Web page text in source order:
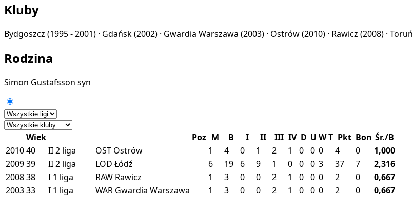
Kluby
Bydgoszcz (1995 - 2001) · Gdańsk(2002) · Gwardia Warszawa (2003) · Ostrów(2010) · Rawicz (2008) · Toruń
Rodzina
Simon Gustafsson syn
Wiek Poz M B I II III IV D U WT Pkt Bon Śr./B
201040 II2 liga OST Ostrów 1 4 0 1 2 1 0 0 0 4 0
1,000
200939 II2 liga LOD Łódź 6 19 6 9 1 0 0 0 3 37 7
2,316
200838 I 1 liga RAW Rawicz 1 3 0 0 2 1 0 0 0 2 0
0,667
200333 I 1 liga WAR Gwardia Warszawa 1 3 0 0 2 1 0 0 0 2 0
0,667